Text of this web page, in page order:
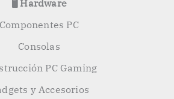
🖥️ Hardware
Componentes PC
Consolas
PC Gaming
y Accesorios